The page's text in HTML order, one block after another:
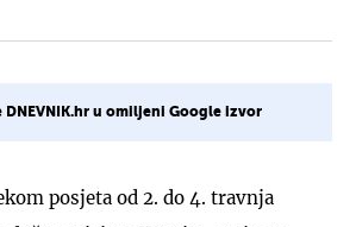
DNEVNIK.hr u omiljeni Google izvor
posjeta od 2. do 4. travnja